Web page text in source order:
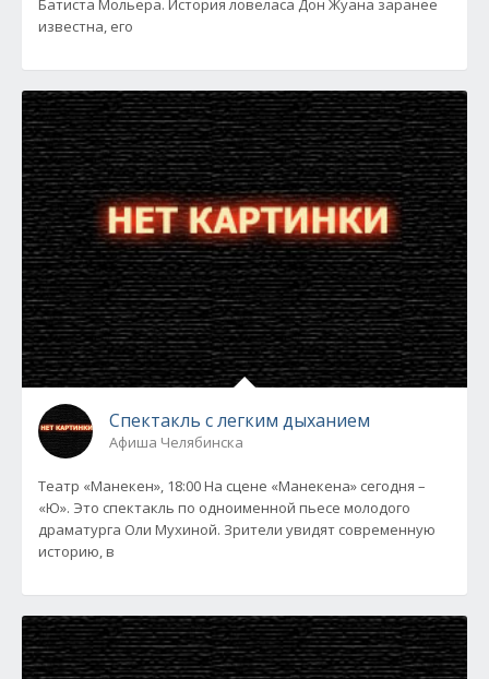
Батиста Мольера. История ловеласа Дон Жуана заранее
известна, его
Спектакль с легким дыханием
Афиша Челябинска
Театр «Манекен», 18:00 На сцене «Манекена» сегодня –
«Ю». Это спектакль по одноименной пьесе молодого
драматурга Оли Мухиной. Зрители увидят современную
историю, в